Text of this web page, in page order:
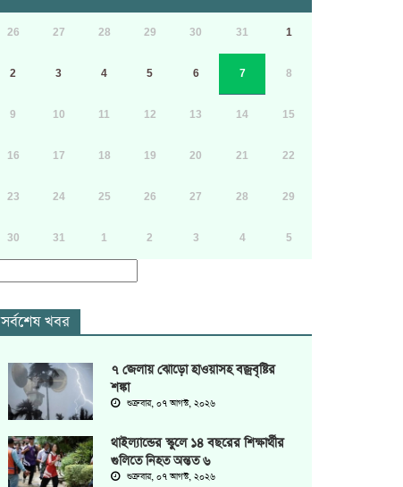
26 27 28 29 30 31 1
2 3 4 5 6 7 8
9 10 11 12 13 14 15
16 17 18 19 20 21 22
23 24 25 26 27 28 29
30 31 1 2 3 4 5
সর্বশেষ খবর
৭ জেলায় ঝোড়ো হাওয়াসহ বজ্রবৃষ্টির
শঙ্কা
শুক্রবার, ০৭ আগস্ট, ২০২৬
থাইল্যান্ডের স্কুলে ১৪ বছরের শিক্ষার্থীর
গুলিতে নিহত অন্তত ৬
শুক্রবার, ০৭ আগস্ট, ২০২৬